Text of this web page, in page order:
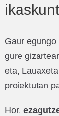
Gaur
gure
eta,
proiektutan
Hor,